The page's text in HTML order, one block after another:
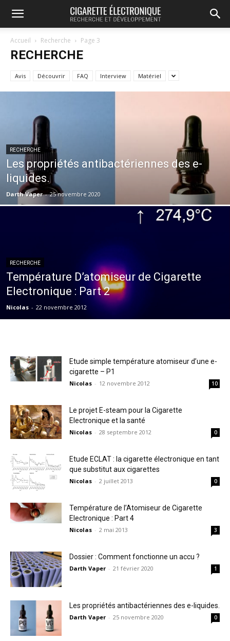
Accueil Recherche Page 3
RECHERCHE
Avis Découvrir FAQ Interview Matériel
RECHERCHE
Les propriétés antibactériennes des e-
liquides.
Darth Vaper - 25 novembre 2020
RECHERCHE
Température D’atomiseur de Cigarette
Electronique : Part 2
Nicolas - 22 novembre 2012
Etude simple température atomiseur d’une e-
cigarette – P1
Nicolas - 12 novembre 2012 10
Le projet E-steam pour la Cigarette
Electronique et la santé
Nicolas - 28 septembre 2012 0
Etude ECLAT : la cigarette électronique en tant
que substitut aux cigarettes
Nicolas - 2 juillet 2013 0
Température de l’Atomiseur de Cigarette
Electronique : Part 4
Nicolas - 2 mai 2013 3
Dossier : Comment fonctionne un accu ?
Darth Vaper - 21 février 2020 1
Les propriétés antibactériennes des e-liquides.
Darth Vaper - 25 novembre 2020 0